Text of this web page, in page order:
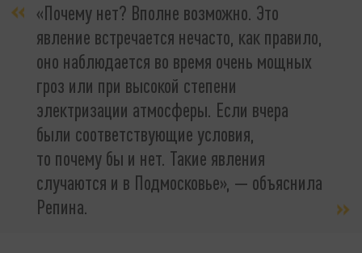
«Почему нет? Вполне возможно. Это
явление встречается нечасто, как правило,
оно наблюдается во время очень мощных
гроз или при высокой степени
электризации атмосферы. Если вчера
были соответствующие условия,
то почему бы и нет. Такие явления
случаются и в Подмосковье», — объяснила
Репина.